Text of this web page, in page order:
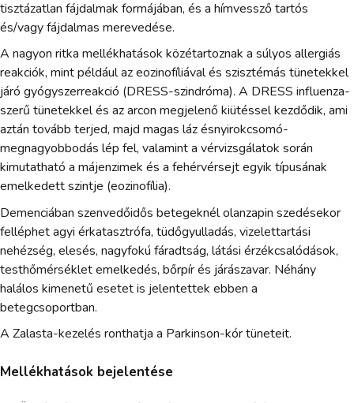
tisztázatlan fájdalmak formájában, és a hímvessző tartós
és/vagy fájdalmas merevedése.
A nagyon ritka mellékhatások közétartoznak a súlyos allergiás
reakciók, mint például az eozinofíliával és szisztémás tünetekkel
járó gyógyszerreakció (DRESS-szindróma). A DRESS influenza-
szerű tünetekkel és az arcon megjelenő kiütéssel kezdődik, ami
aztán tovább terjed, majd magas láz ésnyirokcsomó-
megnagyobbodás lép fel, valamint a vérvizsgálatok során
kimutatható a májenzimek és a fehérvérsejt egyik típusának
emelkedett szintje (eozinofília).
Demenciában szenvedőidős betegeknél olanzapin szedésekor
felléphet agyi érkatasztrófa, tüdőgyulladás, vizelettartási
nehézség, elesés, nagyfokú fáradtság, látási érzékcsalódások,
testhőmérséklet emelkedés, bőrpír és járászavar. Néhány
halálos kimenetű esetet is jelentettek ebben a
betegcsoportban.
A Zalasta-kezelés ronthatja a Parkinson-kór tüneteit.
Mellékhatások bejelentése